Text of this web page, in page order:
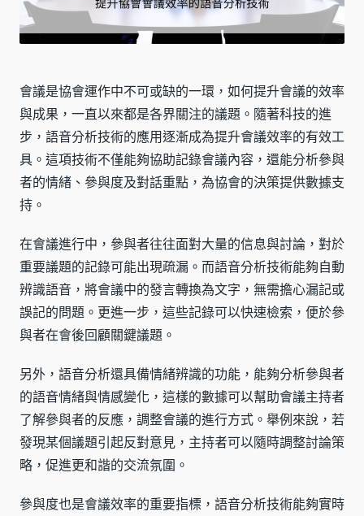
會議是協會運作中不可或缺的一環，如何提升會議的效率
與成果，一直以來都是各界關注的議題。隨著科技的進
步，語音分析技術的應用逐漸成為提升會議效率的有效工
具。這項技術不僅能夠協助記錄會議內容，還能分析參與
者的情緒、參與度及對話重點，為協會的決策提供數據支
持。
在會議進行中，參與者往往面對大量的信息與討論，對於
重要議題的記錄可能出現疏漏。而語音分析技術能夠自動
辨識語音，將會議中的發言轉換為文字，無需擔心漏記或
誤記的問題。更進一步，這些記錄可以快速檢索，便於參
與者在會後回顧關鍵議題。
另外，語音分析還具備情緒辨識的功能，能夠分析參與者
的語音情緒與情感變化，這樣的數據可以幫助會議主持者
了解參與者的反應，調整會議的進行方式。舉例來說，若
發現某個議題引起反對意見，主持者可以隨時調整討論策
略，促進更和諧的交流氛圍。
參與度也是會議效率的重要指標，語音分析技術能夠實時